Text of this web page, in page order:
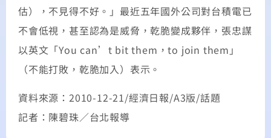
估），不見得不好。」最近五年國外公司對台積電已
不會低視，甚至認為是威脅，乾脆變成夥伴，張忠謀
以英文「You can’t bit them，to join them」
（不能打敗，乾脆加入）表示。
資料來源：2010-12-21/經濟日報/A3版/話題
記者：陳碧珠／台北報導